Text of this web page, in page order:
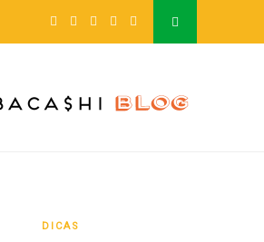
DICAS